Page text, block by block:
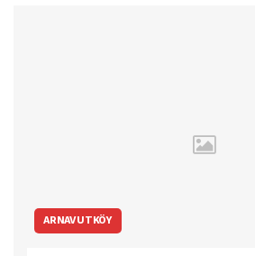
ARNAVUTKÖY